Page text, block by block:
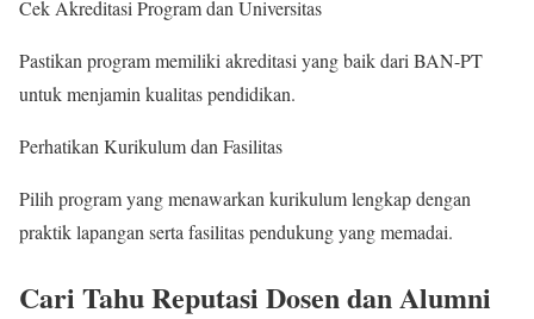
Cek Akreditasi Program dan Universitas
Pastikan program memiliki akreditasi yang baik dari BAN-PT
untuk menjamin kualitas pendidikan.
Perhatikan Kurikulum dan Fasilitas
Pilih program yang menawarkan kurikulum lengkap dengan
praktik lapangan serta fasilitas pendukung yang memadai.
Cari Tahu Reputasi Dosen dan Alumni